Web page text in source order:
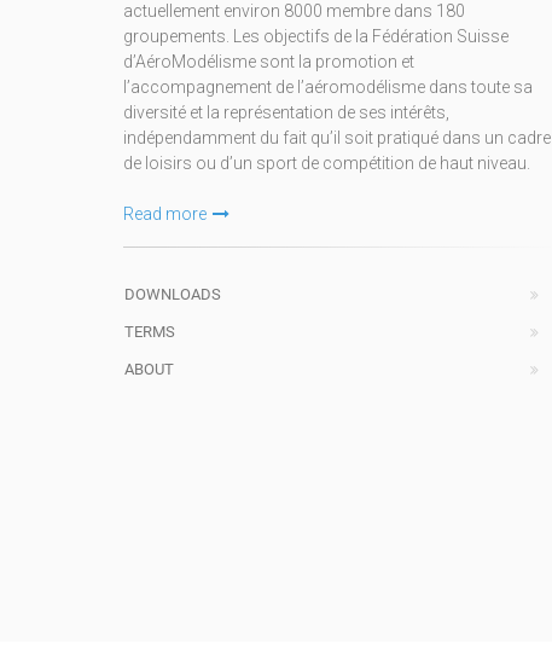
actuellement environ 8000 membre dans 180
groupements. Les objectifs de la Fédération Suisse
d’AéroModélisme sont la promotion et
l’accompagnement de l’aéromodélisme dans toute sa
diversité et la représentation de ses intérêts,
indépendamment du fait qu’il soit pratiqué dans un cadre
de loisirs ou d’un sport de compétition de haut niveau.
Read more
DOWNLOADS
TERMS
ABOUT